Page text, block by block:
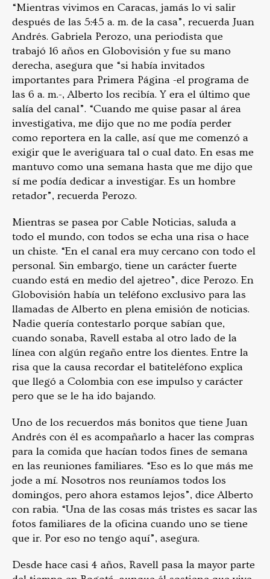
“Mientras vivimos en Caracas, jamás lo vi salir
después de las 5:45 a. m. de la casa”, recuerda Juan
Andrés. Gabriela Perozo, una periodista que
trabajó 16 años en Globovisión y fue su mano
derecha, asegura que “si había invitados
importantes para Primera Página -el programa de
las 6 a. m.-, Alberto los recibía. Y era el último que
salía del canal”. “Cuando me quise pasar al área
investigativa, me dijo que no me podía perder
como reportera en la calle, así que me comenzó a
exigir que le averiguara tal o cual dato. En esas me
mantuvo como una semana hasta que me dijo que
sí me podía dedicar a investigar. Es un hombre
retador”, recuerda Perozo.
Mientras se pasea por Cable Noticias, saluda a
todo el mundo, con todos se echa una risa o hace
un chiste. “En el canal era muy cercano con todo el
personal. Sin embargo, tiene un carácter fuerte
cuando está en medio del ajetreo”, dice Perozo. En
Globovisión había un teléfono exclusivo para las
llamadas de Alberto en plena emisión de noticias.
Nadie quería contestarlo porque sabían que,
cuando sonaba, Ravell estaba al otro lado de la
línea con algún regaño entre los dientes. Entre la
risa que la causa recordar el batiteléfono explica
que llegó a Colombia con ese impulso y carácter
pero que se le ha ido bajando.
Uno de los recuerdos más bonitos que tiene Juan
Andrés con él es acompañarlo a hacer las compras
para la comida que hacían todos fines de semana
en las reuniones familiares. “Eso es lo que más me
jode a mí. Nosotros nos reuníamos todos los
domingos, pero ahora estamos lejos”, dice Alberto
con rabia. “Una de las cosas más tristes es sacar las
fotos familiares de la oficina cuando uno se tiene
que ir. Por eso no tengo aquí”, asegura.
Desde hace casi 4 años, Ravell pasa la mayor parte